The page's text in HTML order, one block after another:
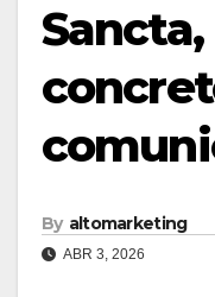
By altomarketing
ABR 3, 2026